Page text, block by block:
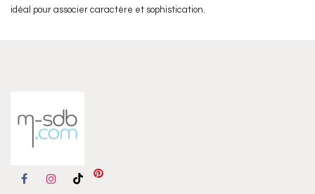
idéal pour associer caractère et sophistication.